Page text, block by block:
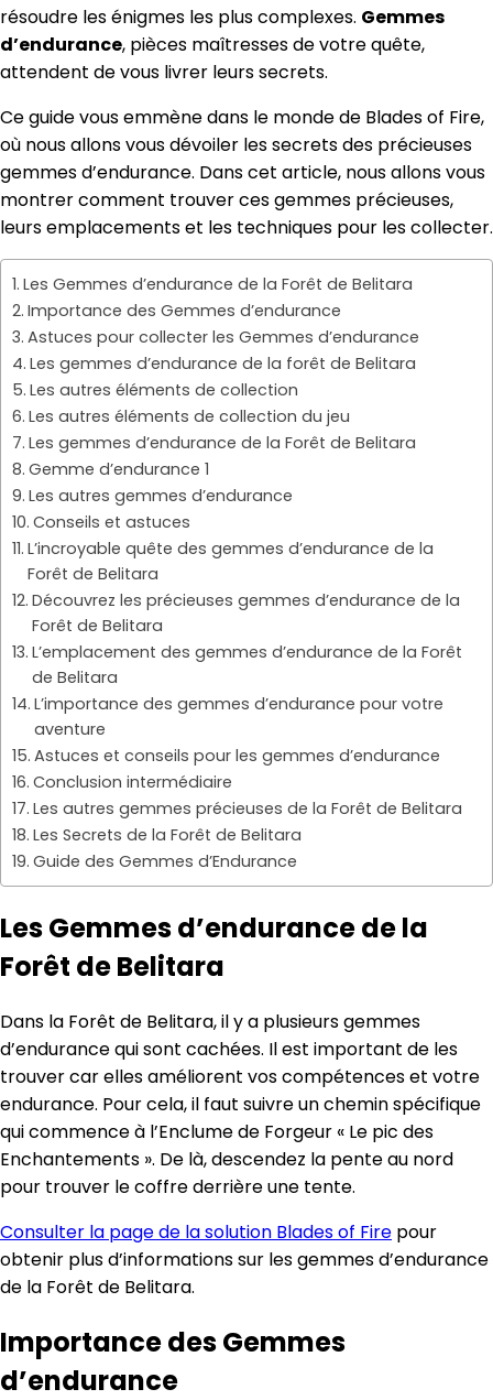
résoudre les énigmes les plus complexes. Gemmes
d’endurance, pièces maîtresses de votre quête,
attendent de vous livrer leurs secrets.
Ce guide vous emmène dans le monde de Blades of Fire,
où nous allons vous dévoiler les secrets des précieuses
gemmes d’endurance. Dans cet article, nous allons vous
montrer comment trouver ces gemmes précieuses,
leurs emplacements et les techniques pour les collecter.
Les Gemmes d’endurance de la Forêt de Belitara
Importance des Gemmes d’endurance
Astuces pour collecter les Gemmes d’endurance
Les gemmes d’endurance de la forêt de Belitara
Les autres éléments de collection
Les autres éléments de collection du jeu
Les gemmes d’endurance de la Forêt de Belitara
Gemme d’endurance 1
Les autres gemmes d’endurance
Conseils et astuces
L’incroyable quête des gemmes d’endurance de la
Forêt de Belitara
Découvrez les précieuses gemmes d’endurance de la
Forêt de Belitara
L’emplacement des gemmes d’endurance de la Forêt
de Belitara
L’importance des gemmes d’endurance pour votre
aventure
Astuces et conseils pour les gemmes d’endurance
Conclusion intermédiaire
Les autres gemmes précieuses de la Forêt de Belitara
Les Secrets de la Forêt de Belitara
Guide des Gemmes d’Endurance
Les Gemmes d’endurance de la
Forêt de Belitara
Dans la Forêt de Belitara, il y a plusieurs gemmes
d’endurance qui sont cachées. Il est important de les
trouver car elles améliorent vos compétences et votre
endurance. Pour cela, il faut suivre un chemin spécifique
qui commence à l’Enclume de Forgeur « Le pic des
Enchantements ». De là, descendez la pente au nord
pour trouver le coffre derrière une tente.
Consulter la page de la solution Blades of Fire pour
obtenir plus d’informations sur les gemmes d’endurance
de la Forêt de Belitara.
Importance des Gemmes
d’endurance